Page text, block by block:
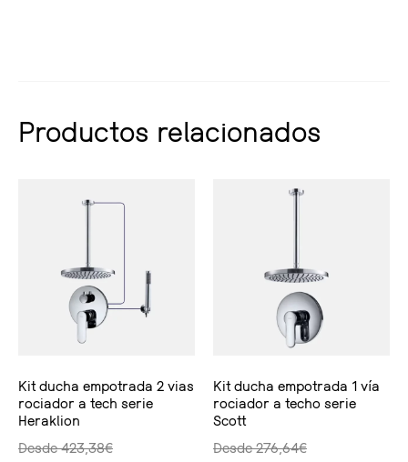
Productos relacionados
Kit ducha empotrada 2 vias
rociador a tech serie
Heraklion
Desde423,38€
Kit ducha empotrada 1 vía
rociador a techo serie
Scott
Desde276,64€